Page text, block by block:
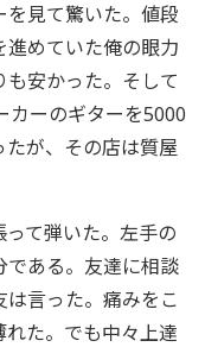
見て驚いた。値段
進めていた俺の眼力
安かった。そして
カーのギターを5000
が、その店は質屋
て弾いた。左手の
である。友達に相談
言った。痛みをこ
た。でも中々上達